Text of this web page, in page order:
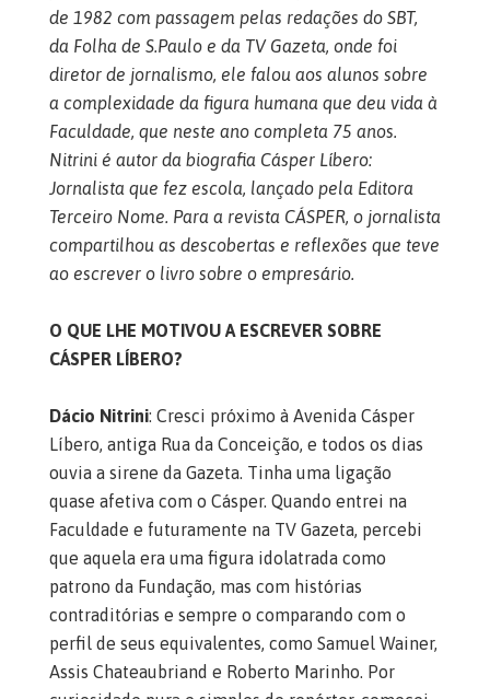
de 1982 com passagem pelas redações do SBT,
da Folha de S.Paulo e da TV Gazeta, onde foi
diretor de jornalismo, ele falou aos alunos sobre
a complexidade da figura humana que deu vida à
Faculdade, que neste ano completa 75 anos.
Nitrini é autor da biografia Cásper Líbero:
Jornalista que fez escola, lançado pela Editora
Terceiro Nome. Para a revista CÁSPER, o jornalista
compartilhou as descobertas e reflexões que teve
ao escrever o livro sobre o empresário.
O QUE LHE MOTIVOU A ESCREVER SOBRE
CÁSPER LÍBERO?
Dácio Nitrini: Cresci próximo à Avenida Cásper
Líbero, antiga Rua da Conceição, e todos os dias
ouvia a sirene da Gazeta. Tinha uma ligação
quase afetiva com o Cásper. Quando entrei na
Faculdade e futuramente na TV Gazeta, percebi
que aquela era uma figura idolatrada como
patrono da Fundação, mas com histórias
contraditórias e sempre o comparando com o
perfil de seus equivalentes, como Samuel Wainer,
Assis Chateaubriand e Roberto Marinho. Por